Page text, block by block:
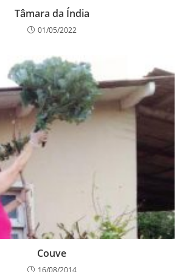
Tâmara da Índia
01/05/2022
Couve
16/08/2014